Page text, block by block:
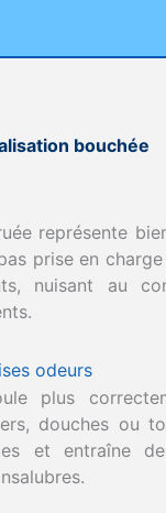
bouchée
représente
prise en
nuisant au
odeurs
plus
douches ou
et entraîne